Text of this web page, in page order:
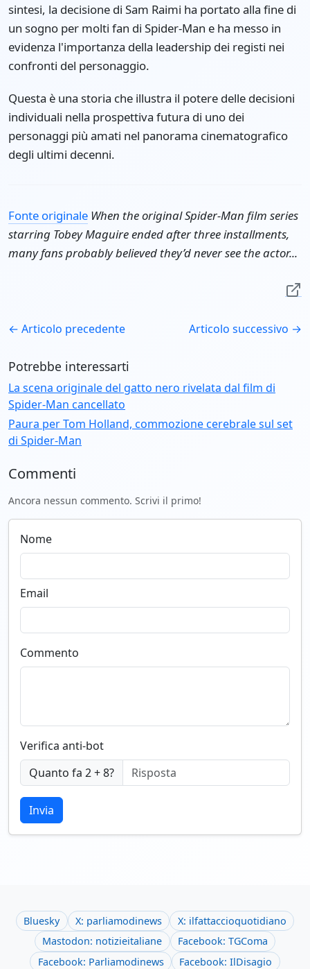
sintesi, la decisione di Sam Raimi ha portato alla fine di
un sogno per molti fan di Spider-Man e ha messo in
evidenza l'importanza della leadership dei registi nei
confronti del personaggio.
Questa è una storia che illustra il potere delle decisioni
individuali nella prospettiva futura di uno dei
personaggi più amati nel panorama cinematografico
degli ultimi decenni.
Fonte originale When the original Spider-Man film series
starring Tobey Maguire ended after three installments,
many fans probably believed they’d never see the actor...
← Articolo precedente Articolo successivo →
Potrebbe interessarti
La scena originale del gatto nero rivelata dal film di
Spider-Man cancellato
Paura per Tom Holland, commozione cerebrale sul set
di Spider-Man
Commenti
Ancora nessun commento. Scrivi il primo!
Nome
Email
Commento
Verifica anti-bot
Quanto fa 2 + 8?
Invia
Bluesky X: parliamodinews
X: ilfattaccioquotidiano
Mastodon: notizieitaliane
Facebook: TGComa
Facebook: Parliamodinews
Facebook: IlDisagio